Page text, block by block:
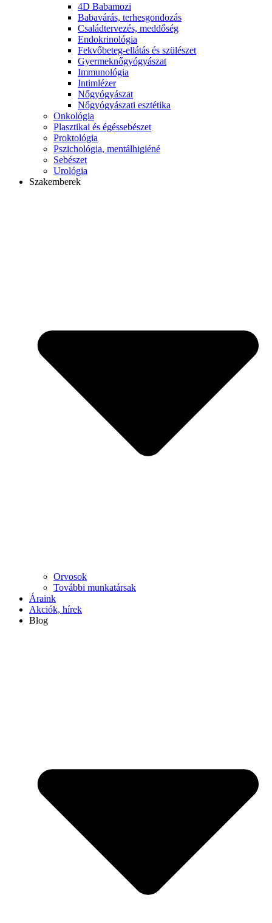
4D Babamozi
Babavárás, terhesgondozás
Családtervezés, meddőség
Endokrinológia
Fekvőbeteg-ellátás és szülészet
Gyermek­nőgyógyászat
Immunológia
Intimlézer
Nőgyógyászat
Nőgyógyászati esztétika
Onkológia
Plasztikai és égéssebészet
Proktológia
Pszichológia, mentálhigiéné
Sebészet
Urológia
Szakemberek
Orvosok
További munkatársak
Áraink
Akciók, hírek
Blog